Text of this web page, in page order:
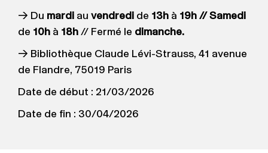
→ Du mardi au vendredi de 13h à 19h // Samedi
de 10h à 18h // Fermé le dimanche.
→ Bibliothèque Claude Lévi-Strauss, 41 avenue
de Flandre, 75019 Paris
Date de début : 21/03/2026
Date de fin : 30/04/2026